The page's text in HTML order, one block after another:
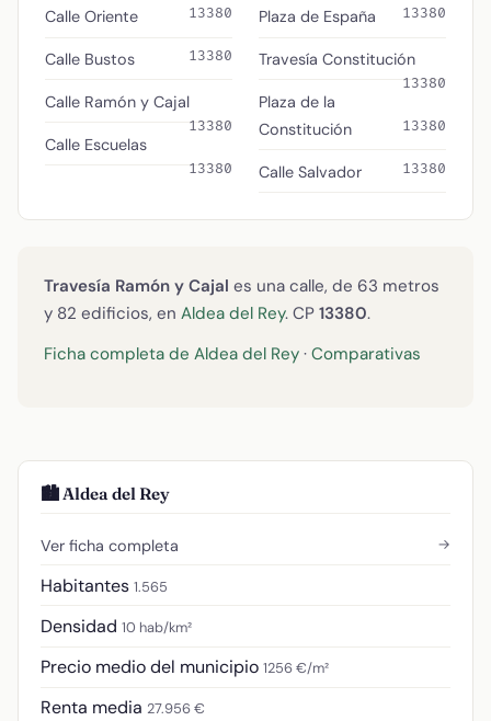
Calle Oriente 13380
Calle Bustos 13380
Calle Ramón y Cajal
13380
Calle Escuelas
13380
Plaza de España 13380
Travesía Constitución
13380
Plaza de la
Constitución
13380
Calle Salvador 13380
Travesía Ramón y Cajal es una calle, de 63 metros
y 82 edificios, en Aldea del Rey. CP 13380.
Ficha completa de Aldea del Rey · Comparativas
🏙️ Aldea del Rey
Ver ficha completa →
Habitantes 1.565
Densidad 10 hab/km²
Precio medio del municipio 1256 €/m²
Renta media 27.956 €